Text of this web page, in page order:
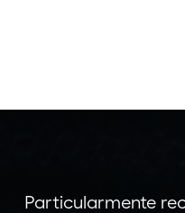
Particularmente